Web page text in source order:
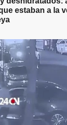
estaban a la